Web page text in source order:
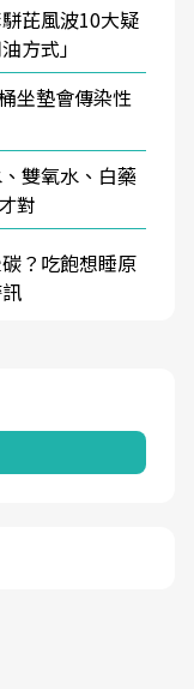
芘風波10大疑
方式」
坐墊會傳染性
雙氧水、白藥
對
？吃飽想睡原